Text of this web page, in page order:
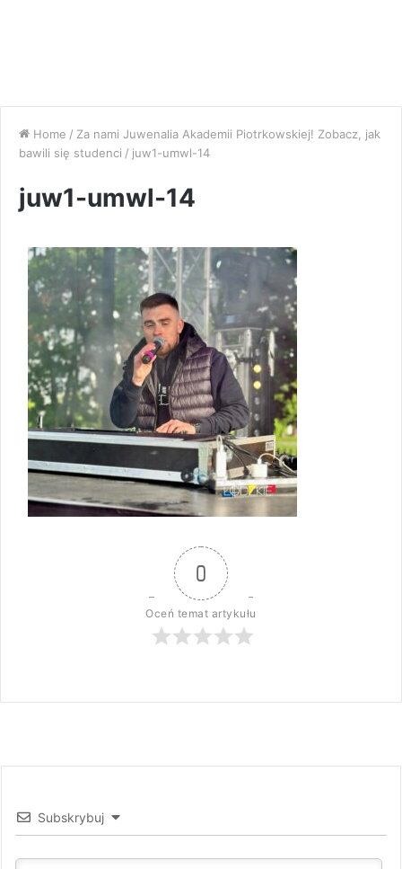
Home / Za nami Juwenalia Akademii Piotrkowskiej! Zobacz, jak
bawili się studenci / juw1-umwl-14
juw1-umwl-14
0
Oceń temat artykułu
Subskrybuj